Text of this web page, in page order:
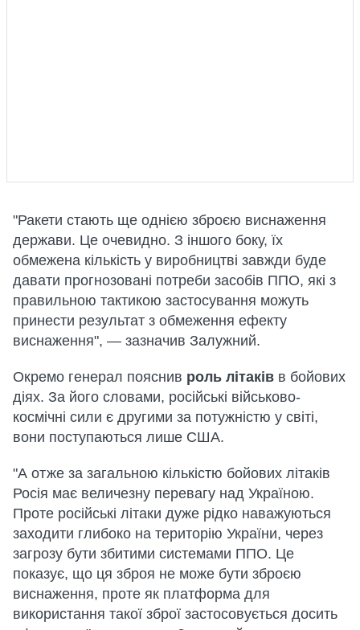
"Ракети стають ще однією зброєю виснаження
держави. Це очевидно. З іншого боку, їх
обмежена кількість у виробництві завжди буде
давати прогнозовані потреби засобів ППО, які з
правильною тактикою застосування можуть
принести результат з обмеження ефекту
виснаження", — зазначив Залужний.
Окремо генерал пояснив роль літаків в бойових
діях. За його словами, російські військово-
космічні сили є другими за потужністю у світі,
вони поступаються лише США.
"А отже за загальною кількістю бойових літаків
Росія має величезну перевагу над Україною.
Проте російські літаки дуже рідко наважуються
заходити глибоко на територію України, через
загрозу бути збитими системами ППО. Це
показує, що ця зброя не може бути зброєю
виснаження, проте як платформа для
використання такої зброї застосовується досить